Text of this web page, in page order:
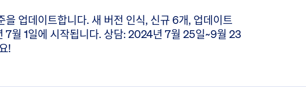
을 업데이트합니다. 새 버전 인식, 신규 6개, 업데이트
7월 1일에 시작됩니다. 상담: 2024년 7월 25일~9월 23
!